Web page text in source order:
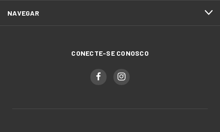
NAVEGAR
CONECTE-SE CONOSCO